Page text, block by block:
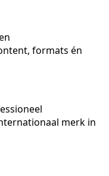
formats én
merk in